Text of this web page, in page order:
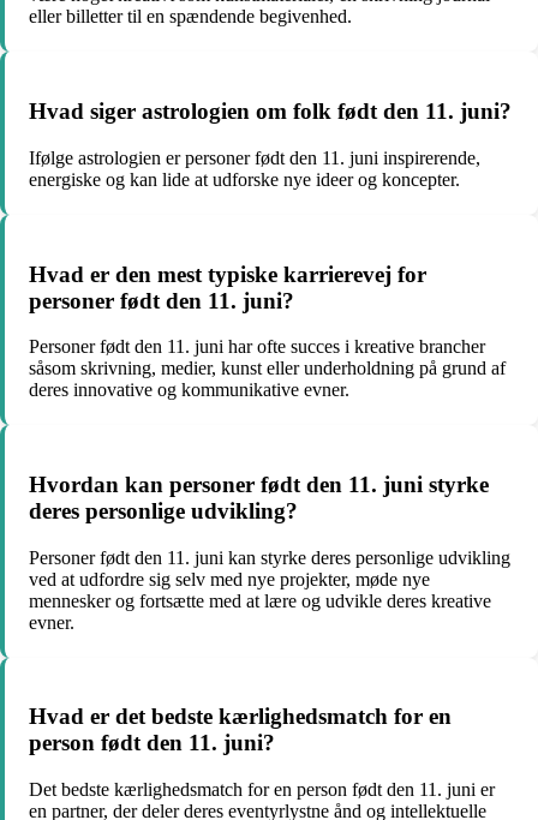
eller billetter til en spændende begivenhed.
Hvad siger astrologien om folk født den 11. juni?
Ifølge astrologien er personer født den 11. juni inspirerende,
energiske og kan lide at udforske nye ideer og koncepter.
Hvad er den mest typiske karrierevej for
personer født den 11. juni?
Personer født den 11. juni har ofte succes i kreative brancher
såsom skrivning, medier, kunst eller underholdning på grund af
deres innovative og kommunikative evner.
Hvordan kan personer født den 11. juni styrke
deres personlige udvikling?
Personer født den 11. juni kan styrke deres personlige udvikling
ved at udfordre sig selv med nye projekter, møde nye
mennesker og fortsætte med at lære og udvikle deres kreative
evner.
Hvad er det bedste kærlighedsmatch for en
person født den 11. juni?
Det bedste kærlighedsmatch for en person født den 11. juni er
en partner, der deler deres eventyrlystne ånd og intellektuelle